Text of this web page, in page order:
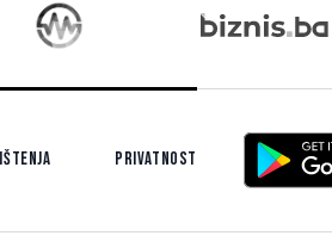
Privatnost